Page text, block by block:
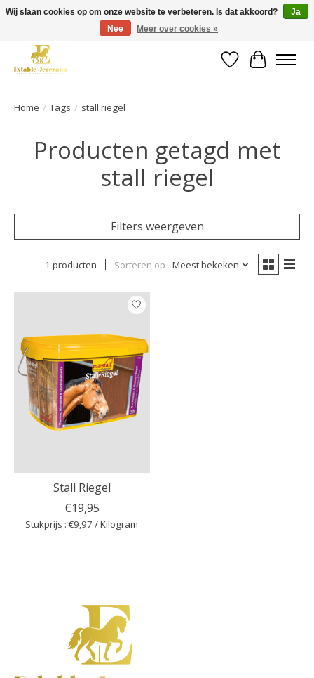
Gratis verzending vanaf €49 op een groot deel van ons assortiment
Verlanglijst
Home / Tags / stall riegel
Producten getagd met
stall riegel
Filters weergeven
1 producten Sorteren op Meest bekeken
Stall Riegel
€19,95
Stukprijs : €9,97 / Kilogram
Wij slaan cookies op om onze website te verbeteren. Is dat akkoord?
Ja
Nee
Meer over cookies »